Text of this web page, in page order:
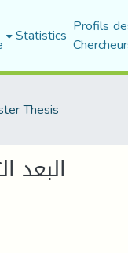
Statistics Profils
Thesis
البعد